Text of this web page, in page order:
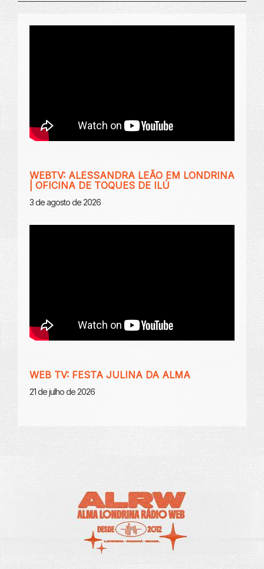
WEBTV: ALESSANDRA LEÃO EM LONDRINA
| OFICINA DE TOQUES DE ILÚ
3 de agosto de 2026
WEB TV: FESTA JULINA DA ALMA
21 de julho de 2026